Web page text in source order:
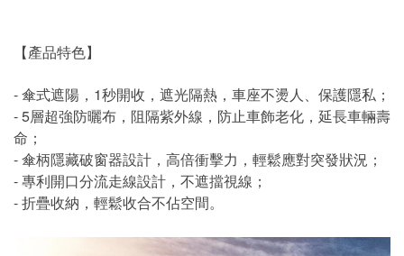
【產品特色】
- 傘式遮陽，1秒開收，遮光隔熱，車座不燙人、保護隱私；
- 5層超強防曬布，阻隔紫外線，防止車飾老化，延長車輛壽
命；
- 傘柄隱藏破窗器設計，高倍衝擊力，輕鬆應對突發狀況；
- 專利開口分流走線設計，不遮擋視線；
- 折疊收納，輕鬆收合不佔空間。